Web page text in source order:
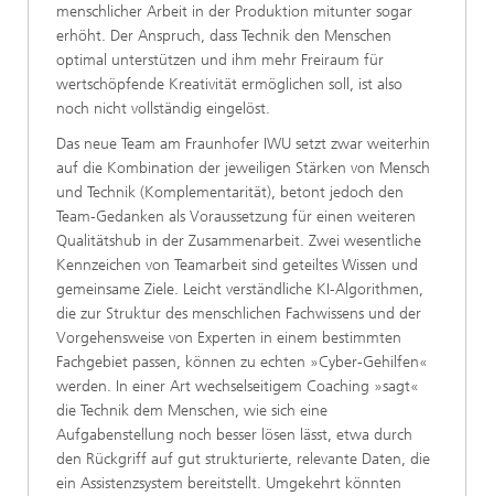
menschlicher Arbeit in der Produktion mitunter sogar
erhöht. Der Anspruch, dass Technik den Menschen
optimal unterstützen und ihm mehr Freiraum für
wertschöpfende Kreativität ermöglichen soll, ist also
noch nicht vollständig eingelöst.
Das neue Team am Fraunhofer IWU setzt zwar weiterhin
auf die Kombination der jeweiligen Stärken von Mensch
und Technik (Komplementarität), betont jedoch den
Team-Gedanken als Voraussetzung für einen weiteren
Qualitätshub in der Zusammenarbeit. Zwei wesentliche
Kennzeichen von Teamarbeit sind geteiltes Wissen und
gemeinsame Ziele. Leicht verständliche KI-Algorithmen,
die zur Struktur des menschlichen Fachwissens und der
Vorgehensweise von Experten in einem bestimmten
Fachgebiet passen, können zu echten »Cyber-Gehilfen«
werden. In einer Art wechselseitigem Coaching »sagt«
die Technik dem Menschen, wie sich eine
Aufgabenstellung noch besser lösen lässt, etwa durch
den Rückgriff auf gut strukturierte, relevante Daten, die
ein Assistenzsystem bereitstellt. Umgekehrt könnten